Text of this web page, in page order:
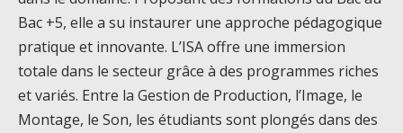
Bac +5, elle a su instaurer une approche pédagogique
pratique et innovante. L’ISA offre une immersion
totale dans le secteur grâce à des programmes riches
et variés. Entre la Gestion de Production, l’Image, le
Montage, le Son, les étudiants sont plongés dans des